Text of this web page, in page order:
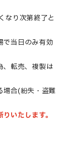
なり次第終了と
で当日のみ有効
、転売、複製は
場合(紛失・盗難
いたします。